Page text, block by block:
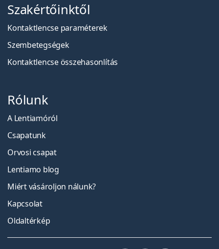
Szakértőinktől
Kontaktlencse paraméterek
Szembetegségek
Kontaktlencse összehasonlítás
Rólunk
A Lentiamóról
Csapatunk
Orvosi csapat
Lentiamo blog
Miért vásároljon nálunk?
Kapcsolat
Oldaltérkép